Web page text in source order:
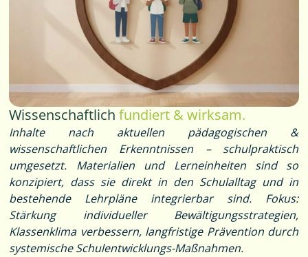
Wissenschaftlichfundiert & wirksam.
Inhalte nach aktuellen pädagogischen &
wissenschaftlichen Erkenntnissen – schulpraktisch
umgesetzt. Materialien und Lerneinheiten sind so
konzipiert, dass sie direkt in den Schulalltag und in
bestehende Lehrpläne integrierbar sind. Fokus:
Stärkung individueller Bewältigungsstrategien,
Klassenklima verbessern, langfristige Prävention durch
systemische Schulentwicklungs-Maßnahmen.